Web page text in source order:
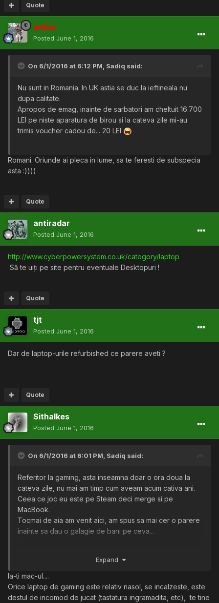
Quote
aelius
Posted June 1, 2016
On 6/1/2016 at 6:12 PM, Sadiq said:
Nu sunt in Romania. In UK astia se duc la ieftineala nu
dupa calitate.
Apropos de emag, inainte de sarbatori am cheltuit 16.700
LEI pe niste aparatura de birou si la cateva zile mi-au
trimis voucher cadou de... 20 LEI
Romani. Oriunde ai pleca in lume, sa te feresti de subspecia
asta :))))
Quote
antiradar
Posted June 1, 2016
http://www.cyberpowersystem.co.uk/category/laptop
Să te uiți pe site pentru eventuale Desktopuri !
Quote
tjt
Posted June 1, 2016
Dar de laptop-urile refurbished ce parere aveti ?
Quote
Sithalkes
Posted June 1, 2016
On 6/1/2016 at 6:01 PM, Sadiq said:
Referitor la gaming, asta inseamna doar o ora doua la
cateva zile, nu mai am timp cum aveam acum cativa ani.
Ceea ce joc eu este pe Steam deci merge si pe
MacBook.
Tocmai de aia am venit aici, am spus sa mai cer o parere
inainte sa dau o galagie de bani pe ceva...
Aici se mai poate negocia un pic cu omul
https://www.gumtree.com/p/macs/-amazing-gaming-
beast-msi-i7-980m-32gb-1.5tb-hdd/1171810289
Expand
Ia-ti mac-ul....
Orice laptop de gaming este relativ nasol, se incalzeste, este
destul de incomod de jucat (tastatura ingramadita, etc), te tine